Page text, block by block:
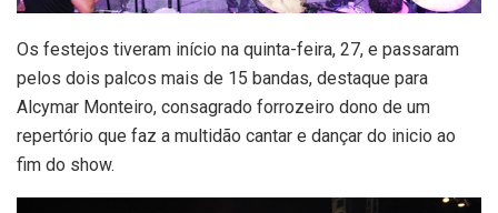
Os festejos tiveram início na quinta-feira, 27, e passaram
pelos dois palcos mais de 15 bandas, destaque para
Alcymar Monteiro, consagrado forrozeiro dono de um
repertório que faz a multidão cantar e dançar do inicio ao
fim do show.